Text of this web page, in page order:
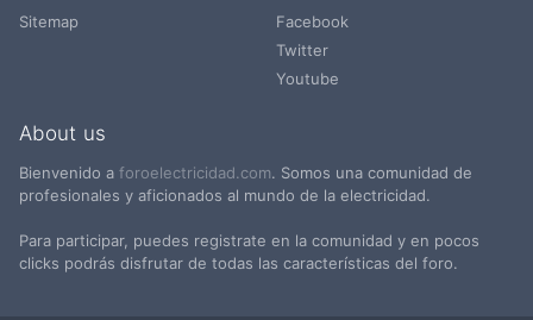
Sitemap
Facebook
Twitter
Youtube
About us
Bienvenido a foroelectricidad.com. Somos una comunidad de
profesionales y aficionados al mundo de la electricidad.
Para participar, puedes registrate en la comunidad y en pocos
clicks podrás disfrutar de todas las características del foro.